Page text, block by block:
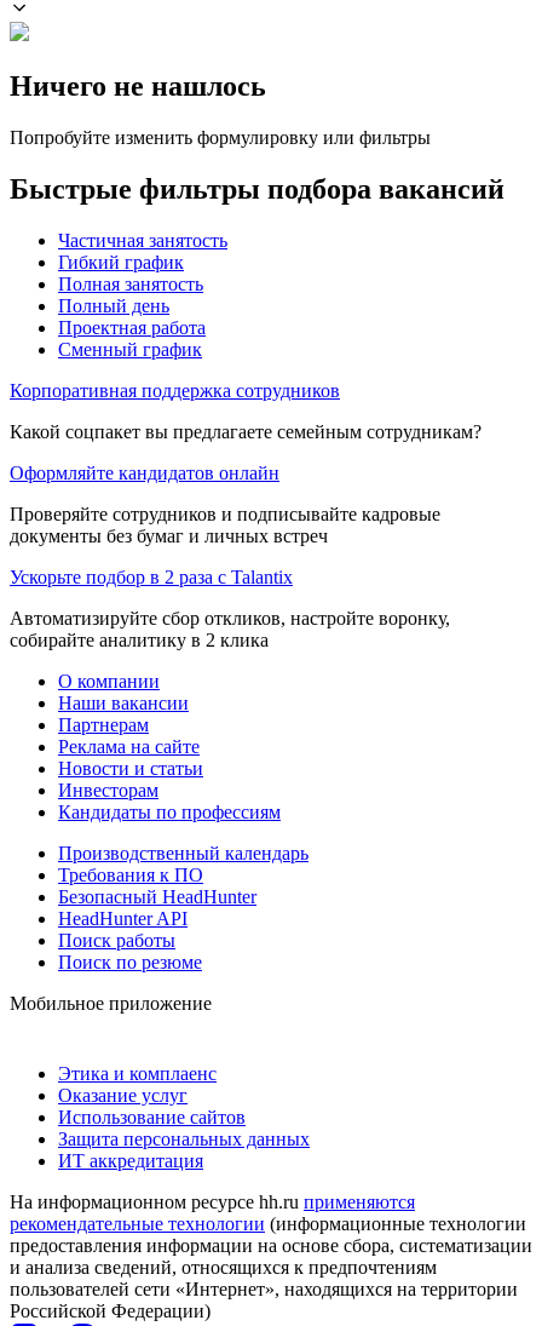
Ничего не нашлось
Попробуйте изменить формулировку или фильтры
Быстрые фильтры подбора вакансий
Частичная занятость
Гибкий график
Полная занятость
Полный день
Проектная работа
Сменный график
Корпоративная поддержка сотрудников
Какой соцпакет вы предлагаете семейным сотрудникам?
Оформляйте кандидатов онлайн
Проверяйте сотрудников и подписывайте кадровые
документы без бумаг и личных встреч
Ускорьте подбор в 2 раза с Talantix
Автоматизируйте сбор откликов, настройте воронку,
собирайте аналитику в 2 клика
О компании
Наши вакансии
Партнерам
Реклама на сайте
Новости и статьи
Инвесторам
Кандидаты по профессиям
Производственный календарь
Требования к ПО
Безопасный HeadHunter
HeadHunter API
Поиск работы
Поиск по резюме
Мобильное приложение
Этика и комплаенс
Оказание услуг
Использование сайтов
Защита персональных данных
ИТ аккредитация
На информационном ресурсе hh.ru применяются
рекомендательные технологии (информационные технологии
предоставления информации на основе сбора, систематизации
и анализа сведений, относящихся к предпочтениям
пользователей сети «Интернет», находящихся на территории
Российской Федерации)